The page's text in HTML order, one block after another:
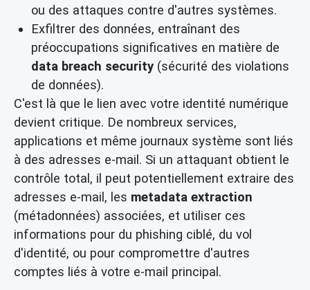
ou des attaques contre d'autres systèmes.
Exfiltrer des données, entraînant des
préoccupations significatives en matière de
data breach security (sécurité des violations
de données).
C'est là que le lien avec votre identité numérique
devient critique. De nombreux services,
applications et même journaux système sont liés
à des adresses e-mail. Si un attaquant obtient le
contrôle total, il peut potentiellement extraire des
adresses e-mail, les metadata extraction
(métadonnées) associées, et utiliser ces
informations pour du phishing ciblé, du vol
d'identité, ou pour compromettre d'autres
comptes liés à votre e-mail principal.